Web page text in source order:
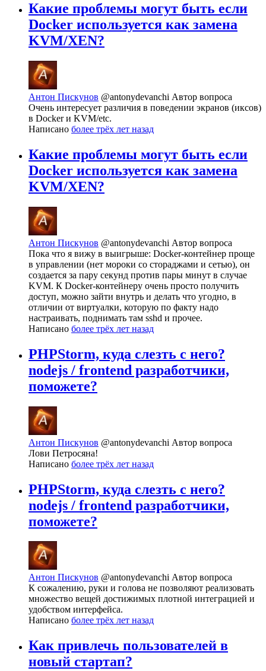
Какие проблемы могут быть если
Docker используется как замена
KVM/XEN?
Антон Пискунов @antonydevanchi Автор вопроса
Очень интересует различия в поведении экранов (иксов)
в Docker и KVM/etc.
Написано более трёх лет назад
Какие проблемы могут быть если
Docker используется как замена
KVM/XEN?
Антон Пискунов @antonydevanchi Автор вопроса
Пока что я вижу в выигрыше: Docker-контейнер проще
в управлении (нет мороки со стораджами и сетью), он
создается за пару секунд против пары минут в случае
KVM. К Docker-контейнеру очень просто получить
доступ, можно зайти внутрь и делать что угодно, в
отличии от виртуалки, которую по факту надо
настраивать, поднимать там sshd и прочее.
Написано более трёх лет назад
PHPStorm, куда слезть с него?
nodejs / frontend разработчики,
поможете?
Антон Пискунов @antonydevanchi Автор вопроса
Лови Петросяна!
Написано более трёх лет назад
PHPStorm, куда слезть с него?
nodejs / frontend разработчики,
поможете?
Антон Пискунов @antonydevanchi Автор вопроса
К сожалению, руки и голова не позволяют реализовать
множество вещей достижимых плотной интеграцией и
удобством интерфейса.
Написано более трёх лет назад
Как привлечь пользователей в
новый стартап?